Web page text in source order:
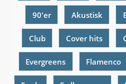
90'er Akustisk
Club Cover hits
Evergreens Flamenco